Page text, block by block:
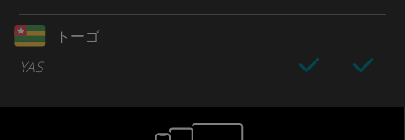
トーゴ
YAS